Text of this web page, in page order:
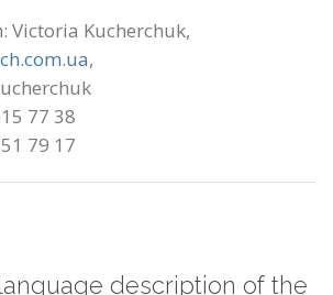
Victoria Kucherchuk,
,
77 38
79 17
description of the